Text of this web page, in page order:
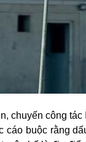
chuyến công
cáo buộc rằng